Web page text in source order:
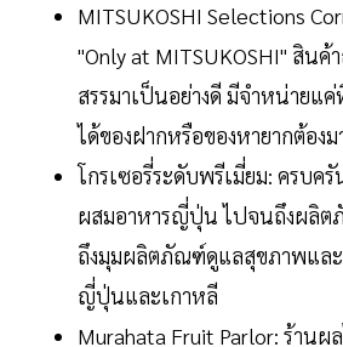
MITSUKOSHI Selections
"Only at MITSUKOSHI" สิน
สรรมาเป็นอย่างดี มีจำหน่ายแ
ได้ของฝากหรือของหายากต้อง
โกรเซอรี่ระดับพรีเมี่ยม: ครบครั
ผสมอาหารญี่ปุ่น ไปจนถึงผลิต
ถึงมุมผลิตภัณฑ์ดูแลสุขภาพและ
ญี่ปุ่นและเกาหลี
Murahata Fruit Parlor: ร้าน